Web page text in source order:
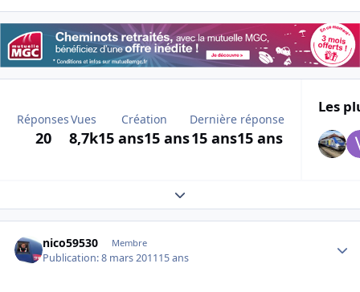
Réponses
20
Vues
8,7k
Création
15 ans15 ans
Dernière réponse
15 ans15 ans
Les
Expand topic overview
nico59530 Membre
Publication:8 mars 201115 ans